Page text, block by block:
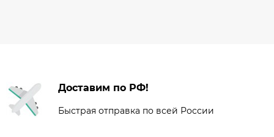
Доставим по РФ!
Быстрая отправка по всей России